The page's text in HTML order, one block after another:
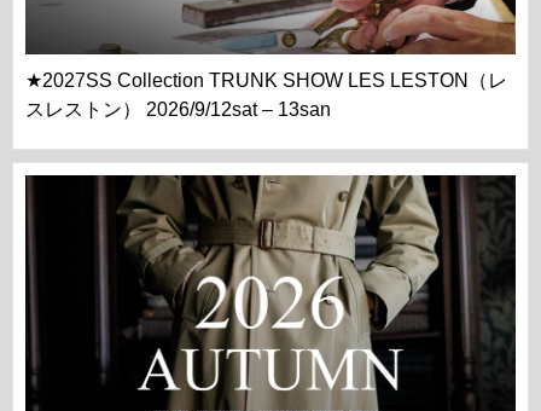
★2027SS Collection TRUNK SHOW LES LESTON（レ
スレストン） 2026/9/12sat – 13san